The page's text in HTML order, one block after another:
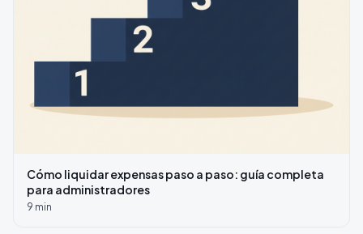
Cómo liquidar expensas paso a paso: guía completa
para administradores
9 min